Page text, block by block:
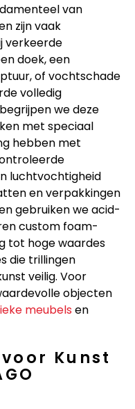
van
zijn vaak
verkeerde
doek, een
of vochtschade
volledig
we deze
met speciaal
hebben met
luchtvochtigheid
en verpakkingen
gebruiken we acid-
custom foam-
tot hoge waardes
die trillingen
veilig. Voor
objecten
meubels en
Kunst